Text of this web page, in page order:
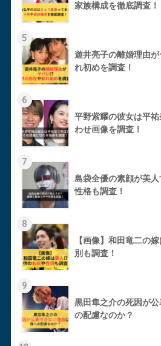
家族構成を徹底調査！
5
遊井亮子の離婚理由
れ初めを調査！
6
平野紫耀の彼女は平
わせ画像を調査！
7
島袋全優の素顔が美
性格も調査！
8
【画像】和田竜二の
別も調査！
9
黒田隼之介の死因が
の配慮なのか？